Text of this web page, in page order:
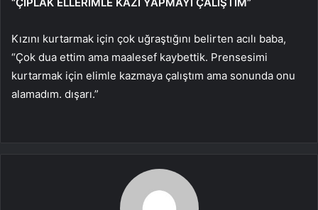
Kızını kurtarmak için çok uğraştığını belirten acılı baba,
“Çok dua ettim ama maalesef kaybettik. Prensesimi
kurtarmak için elimle kazmaya çalıştım ama sonunda onu
alamadım. dışarı.”